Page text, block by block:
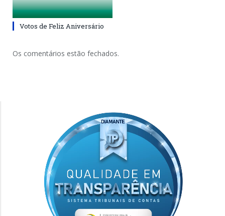
Votos de Feliz Aniversário
Os comentários estão fechados.